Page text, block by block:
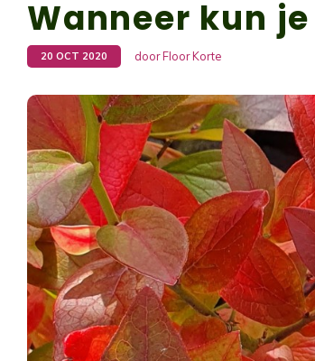
Wanneer kun
20 OCT 2020 door Floor Korte